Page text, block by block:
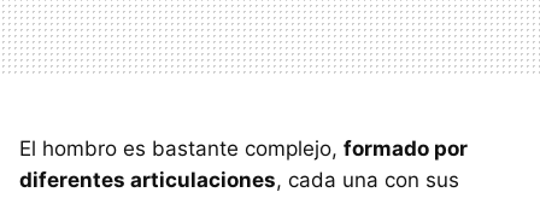
El hombro es bastante complejo, formado por
diferentes articulaciones, cada una con sus